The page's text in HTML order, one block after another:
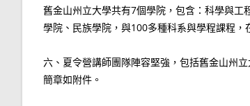
舊金山州立大學共有7個學院，包含：科學與
學院、民族學院，與100多種科系與學程課程
六、夏令營講師團隊陣容堅強，包括舊金山州
簡章如附件。